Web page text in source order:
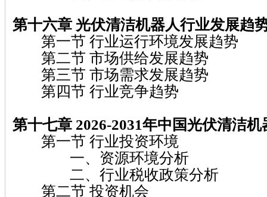
第十六章 光伏清洁机器人行业发展趋
第一节 行业运行环境发展趋势
第二节 市场供给发展趋势
第三节 市场需求发展趋势
第四节 行业竞争趋势
第十七章 2026-2031年中国光伏清洁
第一节 行业投资环境
一、资源环境分析
二、行业税收政策分析
第二节 投资机会